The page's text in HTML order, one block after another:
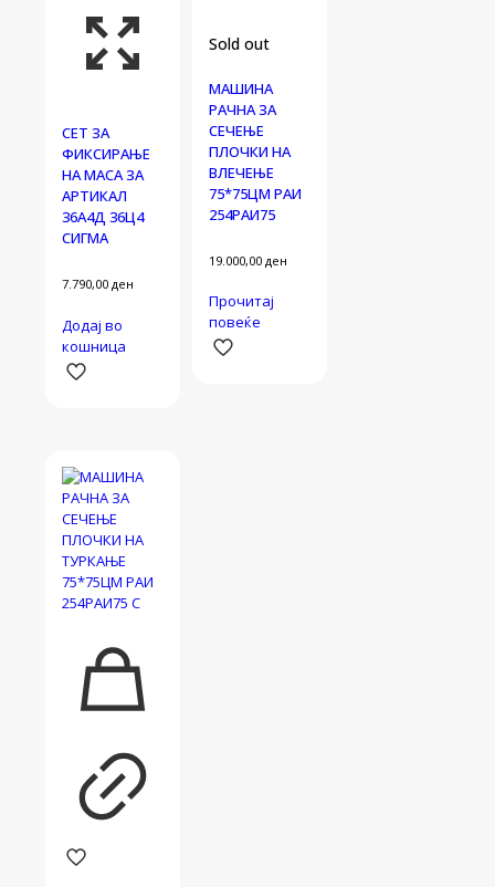
СЕТ ЗА
ФИКСИРАЊЕ
НА МАСА ЗА
АРТИКАЛ
36А4Д 36Ц4
СИГМА
7.790,00 ден
Додај во
кошница
Sold out
МАШИНА
РАЧНА ЗА
СЕЧЕЊЕ
ПЛОЧКИ НА
ВЛЕЧЕЊЕ
75*75ЦМ РАИ
254РАИ75
19.000,00ден
Прочитај
повеќе